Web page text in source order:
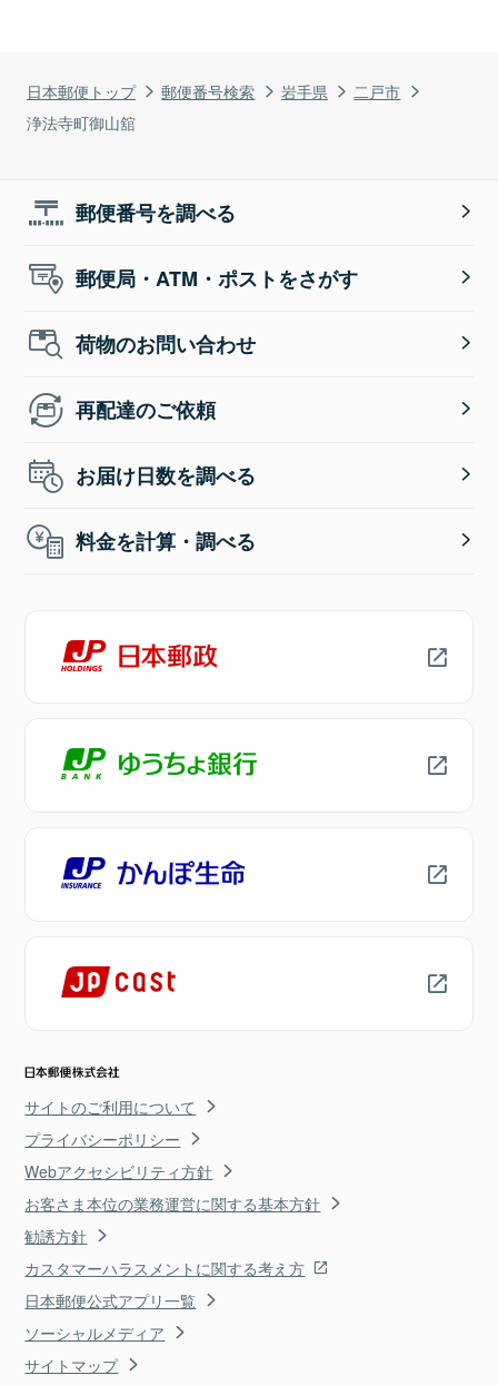
日本郵便トップ 郵便番号検索 岩手県
二戸市
浄法寺町御山舘
郵便番号を調べる
郵便局・ATM・ポストをさがす
荷物のお問い合わせ
再配達のご依頼
お届け日数を調べる
料金を計算・調べる
サイトのご利用について
プライバシーポリシー
Webアクセシビリティ方針
お客さま本位の業務運営に関する基本方針
勧誘方針
カスタマーハラスメントに関する考え方
日本郵便公式アプリ一覧
ソーシャルメディア
サイトマップ